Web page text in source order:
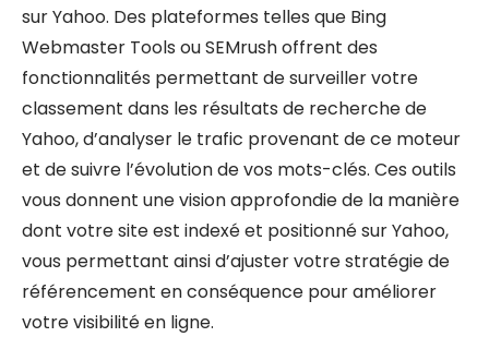
sur Yahoo. Des plateformes telles que Bing
Webmaster Tools ou SEMrush offrent des
fonctionnalités permettant de surveiller votre
classement dans les résultats de recherche de
Yahoo, d’analyser le trafic provenant de ce moteur
et de suivre l’évolution de vos mots-clés. Ces outils
vous donnent une vision approfondie de la manière
dont votre site est indexé et positionné sur Yahoo,
vous permettant ainsi d’ajuster votre stratégie de
référencement en conséquence pour améliorer
votre visibilité en ligne.